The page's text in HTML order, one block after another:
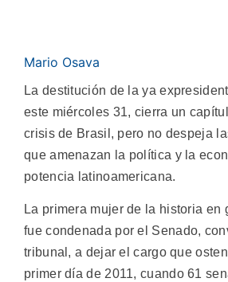
Mario Osava
La destitución de la ya
este miércoles 31, cierra un
crisis de Brasil, pero no despeja
que amenazan la política y la
potencia latinoamericana.
La primera mujer de la historia en
fue condenada por el Senado,
tribunal, a dejar el cargo que
primer día de 2011, cuando 61